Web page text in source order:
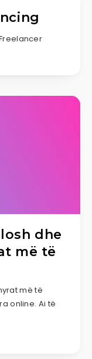
dhe
më të
më të
online. Ai të